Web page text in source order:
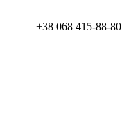
+38 068 415-88-80